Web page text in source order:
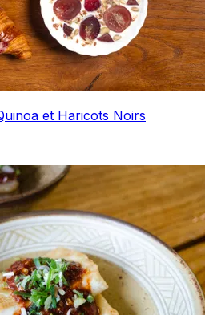
et Haricots Noirs